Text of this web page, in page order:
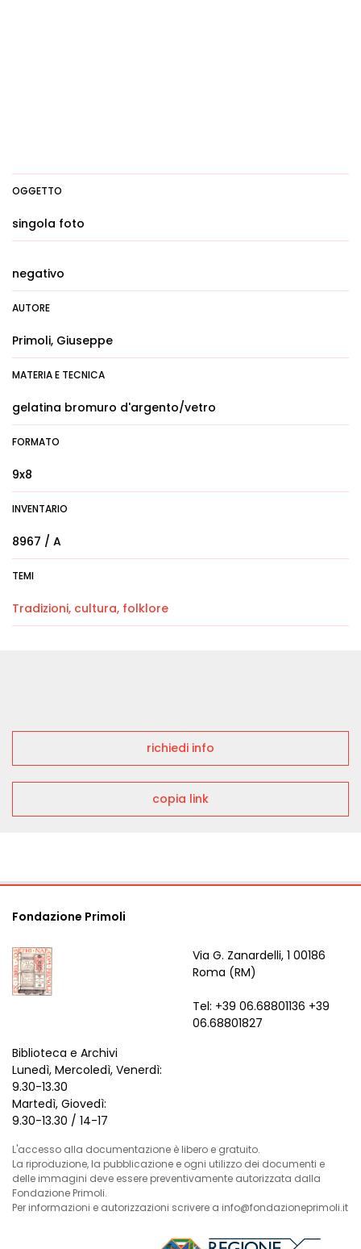
OGGETTO
singola foto
negativo
AUTORE
Primoli, Giuseppe
MATERIA E TECNICA
gelatina bromuro d'argento/vetro
FORMATO
9x8
INVENTARIO
8967 / A
TEMI
Tradizioni, cultura, folklore
richiedi info
copia link
Fondazione Primoli
Via G. Zanardelli, 1 00186
Roma (RM)
Tel: +39 06.68801136 +39
06.68801827
Biblioteca e Archivi
Lunedì, Mercoledì, Venerdì:
9.30-13.30
Martedì, Giovedì:
9.30-13.30 / 14-17
L'accesso alla documentazione è libero e gratuito.
La riproduzione, la pubblicazione e ogni utilizzo dei documenti e
delle immagini deve essere preventivamente autorizzata dalla
Fondazione Primoli.
Per informazioni e autorizzazioni scrivere a info@fondazioneprimoli.it